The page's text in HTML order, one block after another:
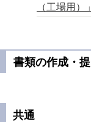
（工場用）
書類の作成・
共通